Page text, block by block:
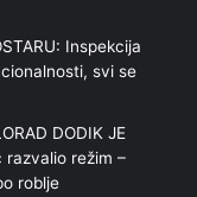
Inspekcija
svi se
DODIK JE
razvalio režim –
roblje